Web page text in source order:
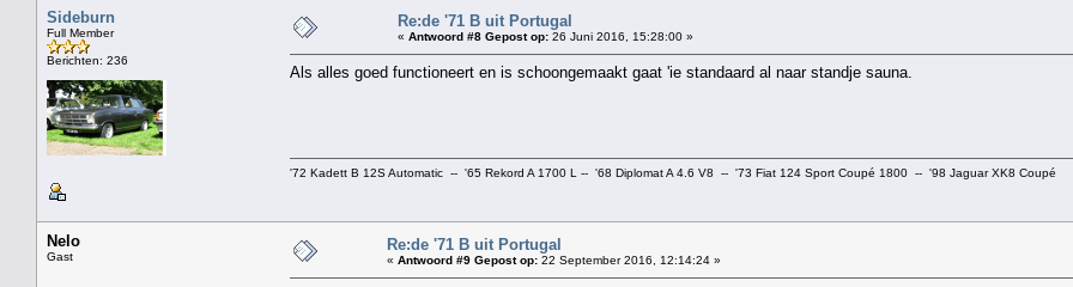
Sideburn
Full Member
Berichten: 236
Re:de '71 B uit Portugal
« Antwoord #8 Gepost op: 26 Juni 2016, 15:28:00 »
Als alles goed functioneert en is schoongemaakt gaat 'ie standaard al naar standje sauna.
'72 Kadett B 12S Automatic -- '65 Rekord A 1700 L -- '68 Diplomat A 4.6 V8 -- '73 Fiat 124 Sport Coupé 1800 -- '98 Jaguar XK8 Coupé
Nelo
Gast
Re:de '71 B uit Portugal
« Antwoord #9 Gepost op: 22 September 2016, 12:14:24 »